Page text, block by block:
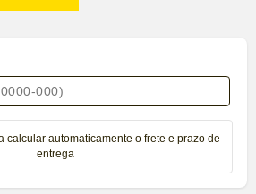
calcular automaticamente o frete e prazo de
entrega